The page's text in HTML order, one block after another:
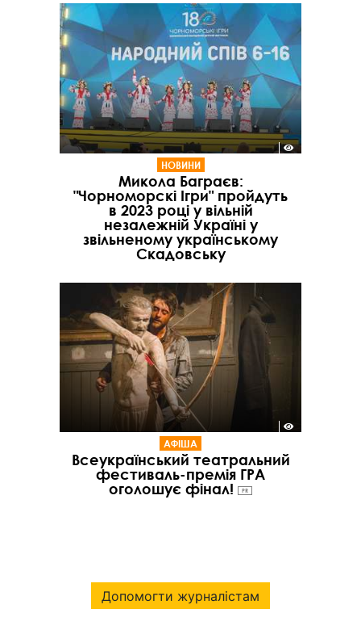
НОВИНИ
Микола Баграєв:
"Чорноморскі Ігри" пройдуть
в 2023 році у вільній
незалежній Україні у
звільненому українському
Скадовську
АФІША
Всеукраїнський театральний
фестиваль-премія ГРА
оголошує фінал!
PR
Допомогти журналістам